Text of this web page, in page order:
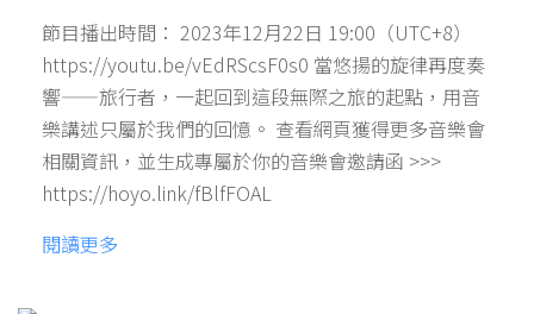
節目播出時間： 2023年12月22日 19:00（UTC+8）
https://youtu.be/vEdRScsF0s0 當悠揚的旋律再度奏
響——旅行者，一起回到這段無際之旅的起點，用音
樂講述只屬於我們的回憶。 查看網頁獲得更多音樂會
相關資訊，並生成專屬於你的音樂會邀請函 >>>
https://hoyo.link/fBlfFOAL
閱讀更多